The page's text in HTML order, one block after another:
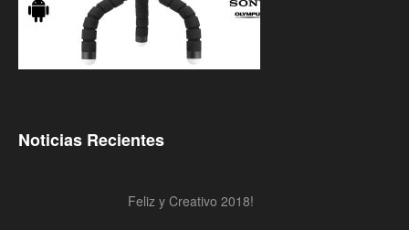
Noticias Recientes
Feliz y Creativo 2018!